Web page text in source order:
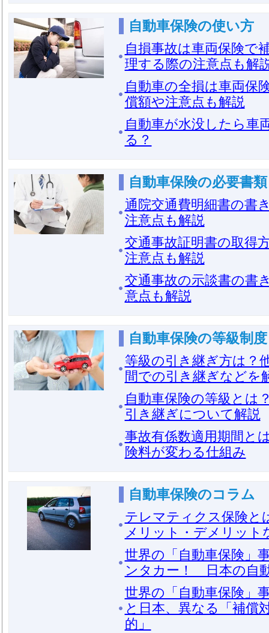
自動車保険の使い方
自損事故は車両保険で
理する際の注意点も解
自動車の全損は車両保
償額や注意点も解説
自動車が水没したら車
る？
自動車保険の必要書類
通院交通費明細書の書
注意点も解説
交通事故証明書の取得
注意点も解説
交通事故の示談書の書
意点も解説
自動車保険の等級制度
等級の引き継ぎ方は？
間での引き継ぎなどを
自動車保険の等級とは
引き継ぎについて解説
事故有係数適用期間と
険料が変わる仕組み
自動車保険のコラム
テレマティクス保険と
メリット・デメリット
世界の「自動車保険」
ンタカー！ 日本の自
世界の「自動車保険」
と日本、異なる「補償
的」